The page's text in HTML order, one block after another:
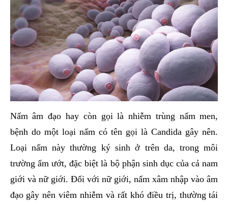
Nấm âm đạo hay còn gọi là nhiễm trùng nấm men,
bệnh do một loại nấm có tên gọi là Candida gây nên.
Loại nấm này thường ký sinh ở trên da, trong môi
trường ẩm ướt, đặc biệt là bộ phận sinh dục của cả nam
giới và nữ giới. Đối với nữ giới, nấm xâm nhập vào âm
đạo gây nên viêm nhiễm và rất khó điều trị, thường tái